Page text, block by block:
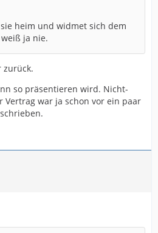
heim und widmet sich dem
ja nie.
zurück.
so präsentieren wird. Nicht-
war ja schon vor ein paar